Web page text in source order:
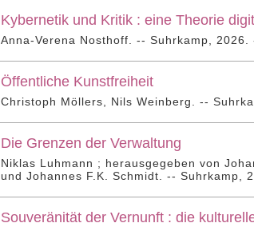
Kybernetik und Kritik : eine Theorie
Anna-Verena Nosthoff. -- Suhrkamp,
Öffentliche Kunstfreiheit
Christoph Möllers, Nils Weinberg. --
Die Grenzen der Verwaltung
Niklas Luhmann ; herausgegeben von
und Johannes F.K. Schmidt. -- Suhrkamp,
Souveränität der Vernunft : die